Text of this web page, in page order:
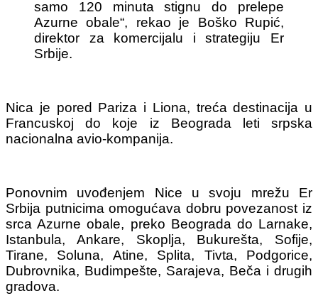
samo 120 minuta stignu do prelepe
Azurne obale“, rekao je Boško Rupić,
direktor za komercijalu i strategiju Er
Srbije.
Nica je pored Pariza i Liona, treća destinacija u
Francuskoj do koje iz Beograda leti srpska
nacionalna avio-kompanija.
Ponovnim uvođenjem Nice u svoju mrežu Er
Srbija putnicima omogućava dobru povezanost iz
srca Azurne obale, preko Beograda do Larnake,
Istanbula, Ankare, Skoplja, Bukurešta, Sofije,
Tirane, Soluna, Atine, Splita, Tivta, Podgorice,
Dubrovnika, Budimpešte, Sarajeva, Beča i drugih
gradova.